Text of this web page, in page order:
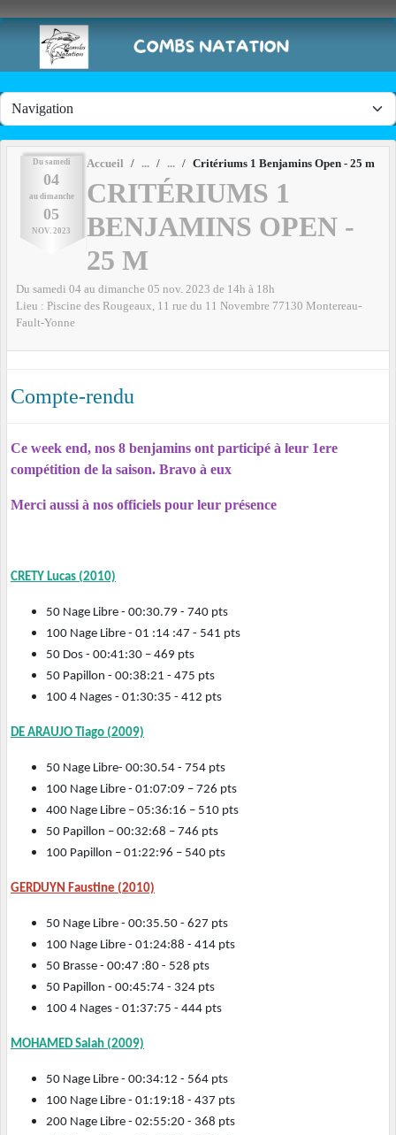
Du samedi
04
au dimanche
05
NOV. 2023
Accueil Critériums 1 Benjamins Open - 25 m
CRITÉRIUMS 1
BENJAMINS OPEN -
25 M
Du samedi 04 au dimanche 05 nov. 2023 de 14h à 18h
Lieu : Piscine des Rougeaux, 11 rue du 11 Novembre 77130 Montereau-
Fault-Yonne
Compte-rendu
Ce week end, nos 8 benjamins ont participé à leur 1ere
compétition de la saison. Bravo à eux
Merci aussi à nos officiels pour leur présence
CRETY Lucas (2010)
50 Nage Libre - 00:30.79 - 740 pts
100 Nage Libre - 01 :14 :47 - 541 pts
50 Dos - 00:41:30 – 469 pts
50 Papillon - 00:38:21 - 475 pts
100 4 Nages - 01:30:35 - 412 pts
DE ARAUJO Tiago (2009)
50 Nage Libre- 00:30.54 - 754 pts
100 Nage Libre - 01:07:09 – 726 pts
400 Nage Libre – 05:36:16 – 510 pts
50 Papillon – 00:32:68 – 746 pts
100 Papillon – 01:22:96 – 540 pts
GERDUYN Faustine (2010)
50 Nage Libre - 00:35.50 - 627 pts
100 Nage Libre - 01:24:88 - 414 pts
50 Brasse - 00:47 :80 - 528 pts
50 Papillon - 00:45:74 - 324 pts
100 4 Nages - 01:37:75 - 444 pts
MOHAMED Salah (2009)
50 Nage Libre - 00:34:12 - 564 pts
100 Nage Libre - 01:19:18 - 437 pts
200 Nage Libre - 02:55:20 - 368 pts